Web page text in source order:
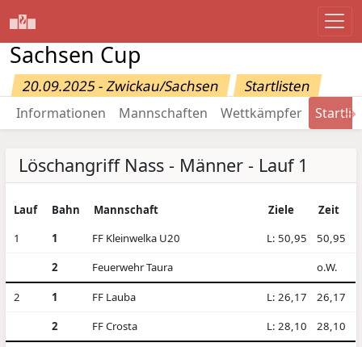
Sachsen Cup
20.09.2025 - Zwickau/Sachsen Startlisten
Informationen Mannschaften Wettkämpfer →
Löschangriff Nass - Männer - Lauf 1
Lauf Bahn Mannschaft Ziele
Zeit
1
1 FF Kleinwelka U20 L: 50,95
50,95
2
Feuerwehr Taura o.W.
2 1 FF Lauba L: 26,17
26,17
2
FF Crosta L: 28,10 28,10